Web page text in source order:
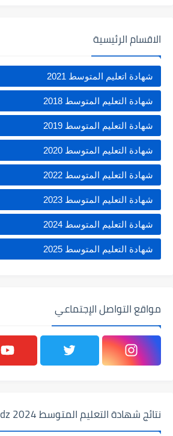
الاقسام الرئيسية
شهادة اتعليم المتوسط 2021
شهادة التعليم المتوسط 2018
شهادة التعليم المتوسط 2019
شهادة التعليم المتوسط 2020
شهادة التعليم المتوسط 2022
شهادة التعليم المتوسط 2023
شهادة التعليم المتوسط 2024
شهادة التعليم المتوسط 2025
مواقع التواصل الإجتماعي
نتائج شهادة التعليم المتوسط 2024 bem.onec.dz